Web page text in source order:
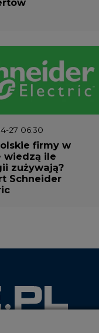
firmy w
ile
zużywają?
Schneider